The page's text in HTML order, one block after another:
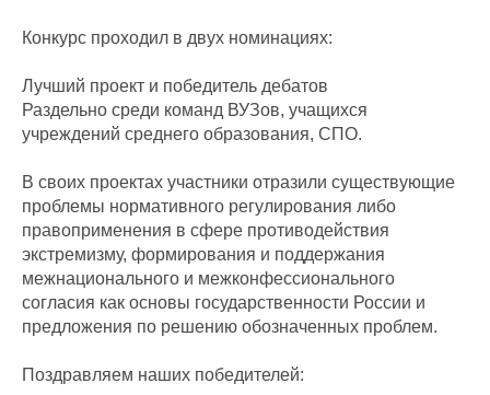
Конкурс проходил в двух номинациях:
Лучший проект и победитель дебатов
Раздельно среди команд ВУЗов, учащихся
учреждений среднего образования, СПО.
В своих проектах участники отразили существующие
проблемы нормативного регулирования либо
правоприменения в сфере противодействия
экстремизму, формирования и поддержания
межнационального и межконфессионального
согласия как основы государственности России и
предложения по решению обозначенных проблем.
Поздравляем наших победителей: